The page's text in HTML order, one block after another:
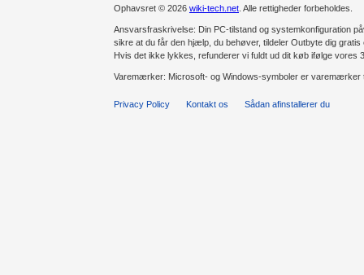
Ophavsret © 2026 wiki-tech.net . Alle rettigheder forbeholdes.
Ansvarsfraskrivelse: Din PC-tilstand og systemkonfiguration
sikre at du får den hjælp, du behøver, tildeler Outbyte dig
Hvis det ikke lykkes, refunderer vi fuldt ud dit køb ifølge vores
Varemærker: Microsoft- og Windows-symboler er varemærker
Privacy Policy Kontakt os Sådan afinstallerer du